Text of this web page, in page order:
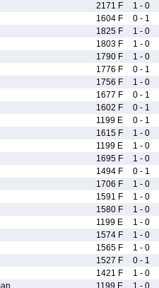
2171 F 1 - 0
1604 F 0 - 1
1825 F 1 - 0
1803 F 1 - 0
1790 F 1 - 0
1776 F 0 - 1
1756 F 1 - 0
1677 F 0 - 1
1602 F 0 - 1
1199 E 0 - 1
1615 F 1 - 0
1199 E 1 - 0
1695 F 1 - 0
1494 F 0 - 1
1706 F 1 - 0
1591 F 1 - 0
1580 F 1 - 0
1199 E 1 - 0
1574 F 1 - 0
1565 F 1 - 0
1527 F 0 - 1
1421 F 1 - 0
1199 E 1 - 0